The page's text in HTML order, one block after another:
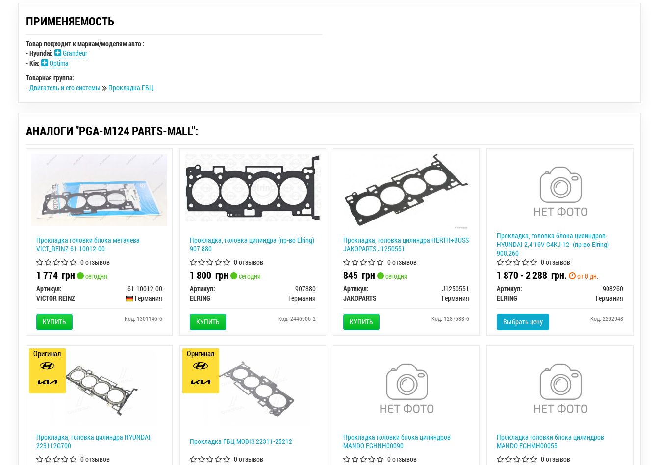
ПРИМЕНЯЕМОСТЬ
Товар подходит к маркам/моделям авто :
-Hyundai:
Grandeur
-Kia:
Optima
Товарная группа:
-Двигатель и его системы Прокладка ГБЦ
АНАЛОГИ "PGA-M124 PARTS-MALL":
Прокладка головки блока металева
VICT_REINZ 61-10012-00
0 отзывов
1 774 грн
сегодня
Артикул:
61-10012-00
VICTOR REINZ
Германия
КУПИТЬ Код: 1301146-6
Прокладка, головка цилиндра (пр-во Elring)
907.880
0 отзывов
1 800 грн
сегодня
Артикул:
907880
ELRING
Германия
КУПИТЬ Код: 2446906-2
Прокладка, головка цилиндра HERTH+BUSS
JAKOPARTS J1250551
0 отзывов
845 грн
сегодня
Артикул:
J1250551
JAKOPARTS
Германия
КУПИТЬ Код: 1287533-6
Прокладка, головка блока цилиндров
HYUNDAI 2,4 16V G4KJ 12- (пр-во Elring)
908.260
0 отзывов
1 870 - 2 288грн.
от 0 дн.
Артикул:
908260
ELRING
Германия
Выбрать цену Код: 2292948
Прокладка, головка цилиндра HYUNDAI
223112G700
0 отзывов
Оригинал
Прокладка ГБЦ MOBIS 22311-25212
0 отзывов
Оригинал
Прокладка головки блока цилиндров
MANDO EGHNH00090
0 отзывов
Прокладка головки блока цилиндров
MANDO EGHMH00055
0 отзывов